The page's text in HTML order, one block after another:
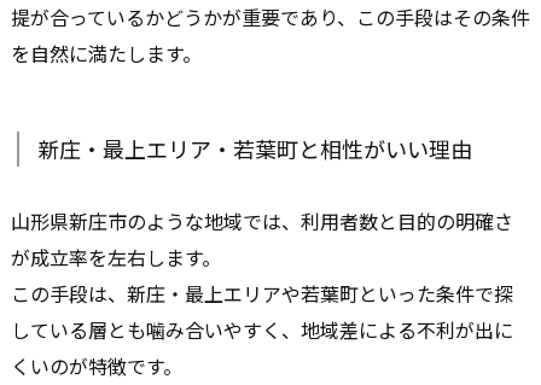
提が合っているかどうかが重要であり、この手段はその条件
を自然に満たします。
新庄・最上エリア・若葉町と相性がいい理由
山形県新庄市のような地域では、利用者数と目的の明確さ
が成立率を左右します。
この手段は、新庄・最上エリアや若葉町といった条件で探
している層とも噛み合いやすく、地域差による不利が出に
くいのが特徴です。